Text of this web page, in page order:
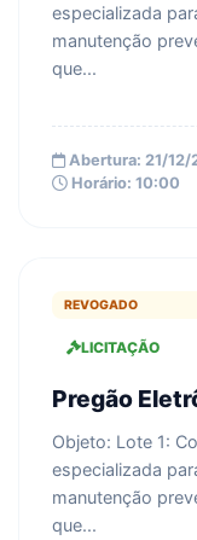
especializada
manutenção
que...
Abertura: 21/12/
Horário: 10:00
REVOGADO
LICITAÇÃO
Pregão
Objeto: Lote 1:
especializada
manutenção
que...